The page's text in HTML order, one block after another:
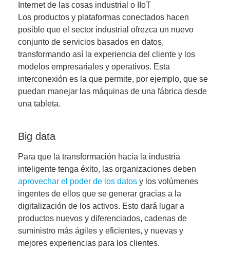
Internet de las cosas industrial o IIoT
Los productos y plataformas conectados hacen
posible que el sector industrial ofrezca un nuevo
conjunto de servicios basados en datos,
transformando así la experiencia del cliente y los
modelos empresariales y operativos. Esta
interconexión es la que permite, por ejemplo, que se
puedan manejar las máquinas de una fábrica desde
una tableta.
Big data
Para que la transformación hacia la industria
inteligente tenga éxito, las organizaciones deben
aprovechar el poder de los datos y los volúmenes
ingentes de ellos que se generar gracias a la
digitalización de los activos. Esto dará lugar a
productos nuevos y diferenciados, cadenas de
suministro más ágiles y eficientes, y nuevas y
mejores experiencias para los clientes.